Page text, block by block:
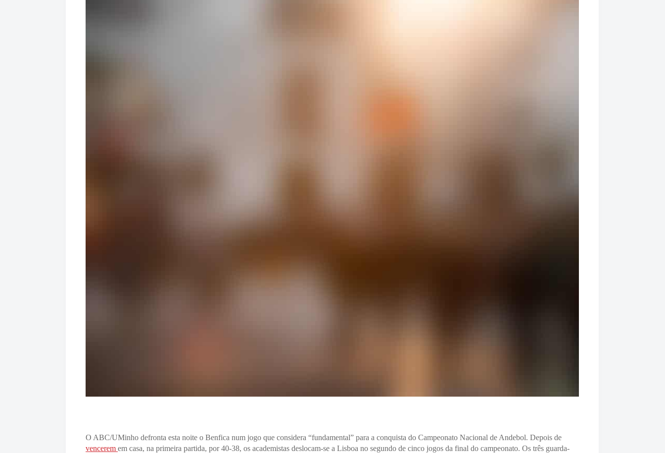
O ABC/UMinho defronta esta noite o Benfica num jogo que considera “fundamental” para a conquista do Campeonato Nacional de Andebol. Depois de
venceremem casa, na primeira partida, por 40-38, os academistas deslocam-se a Lisboa no segundo de cinco jogos da final do campeonato. Os três guarda-